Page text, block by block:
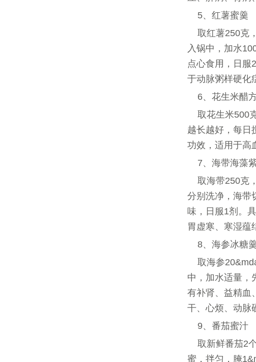
5、红薯蜜羹
取红薯250克
入锅中，加水
点心食用，日服
于动脉粥样硬化
6、花生米醋
取花生米500
越长越好，每日
功效，适用于高
7、海带海藻
取海带250克
分别洗净，海带
味，日服1剂。
胃虚寒、寒湿蕴
8、海参冰糖
取海参
中，加水适量，
有补肾、益精血
干、心烦、动脉
9、番茄蜜汁
取新鲜番茄2
蜜，拌匀，腌